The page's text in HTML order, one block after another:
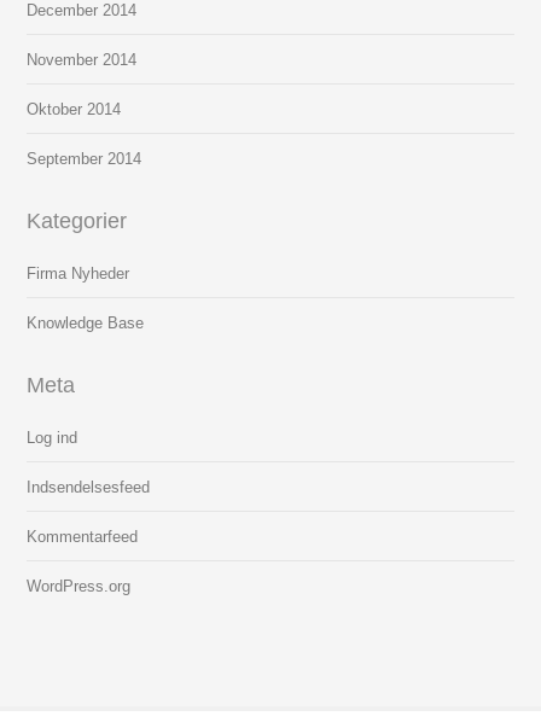
December 2014
November 2014
Oktober 2014
September 2014
Kategorier
Firma Nyheder
Knowledge Base
Meta
Log ind
Indsendelsesfeed
Kommentarfeed
WordPress.org